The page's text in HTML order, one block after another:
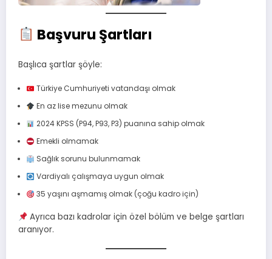
Başvuru Şartları
Başlıca şartlar şöyle:
Türkiye Cumhuriyeti vatandaşı olmak
En az lise mezunu olmak
2024 KPSS (P94, P93, P3) puanına sahip olmak
Emekli olmamak
Sağlık sorunu bulunmamak
Vardiyalı çalışmaya uygun olmak
35 yaşını aşmamış olmak (çoğu kadro için)
Ayrıca bazı kadrolar için özel bölüm ve belge şartları
aranıyor.